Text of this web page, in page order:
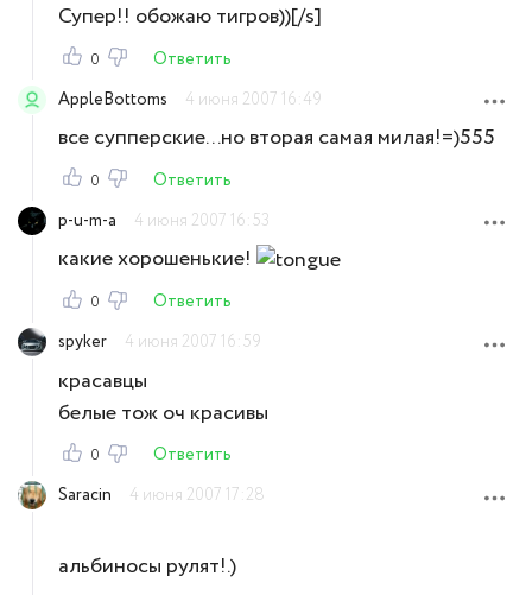
Супер!! обожаю тигров))[/s]
0
Ответить
AppleBottoms
4 июня 2007 16:49
все супперские...но вторая самая милая!=)555
0
Ответить
p-u-m-a
4 июня 2007 16:53
какие хорошенькие!
0
Ответить
spyker
4 июня 2007 16:59
красавцы
белые тож оч красивы
0
Ответить
Saracin
4 июня 2007 17:28
альбиносы рулят!.)